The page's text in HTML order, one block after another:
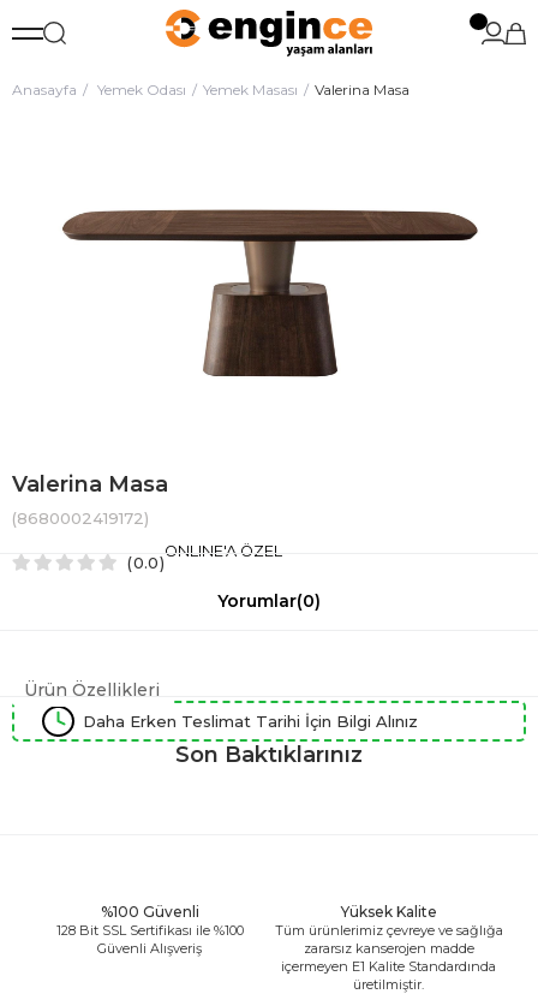
Anasayfa Yemek Odası Yemek Masası Valerina Masa
Valerina Masa
(8680002419172)
0.0
ONLINE'A ÖZEL
Yorumlar(0)
Ürün Özellikleri
Daha Erken Teslimat Tarihi İçin Bilgi Alınız
Son Baktıklarınız
%100 Güvenli
128 Bit SSL Sertifikası ile %100
Güvenli Alışveriş
Yüksek Kalite
Tüm ürünlerimiz çevreye ve sağlığa
zararsız kanserojen madde
içermeyen E1 Kalite Standardında
üretilmiştir.